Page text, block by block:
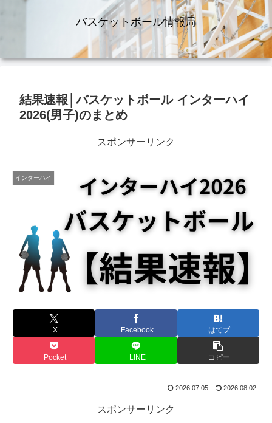
バスケットボール情報局
結果速報│バスケットボール インターハイ
2026(男子)のまとめ
スポンサーリンク
インターハイ
X Facebook はてブ
Pocket LINE コピー
2026.07.05 2026.08.02
スポンサーリンク